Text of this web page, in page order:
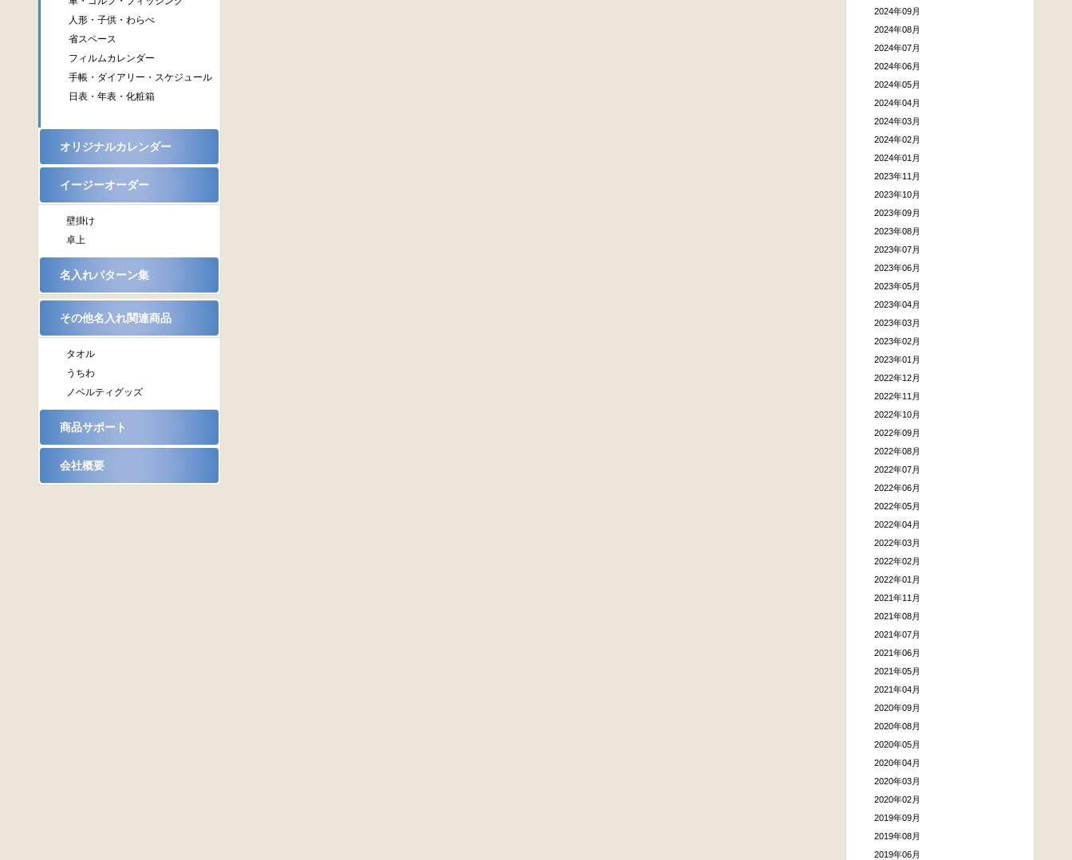
2024年09月
2024年08月
2024年07月
2024年06月
2024年05月
2024年04月
2024年03月
2024年02月
2024年01月
2023年11月
2023年10月
2023年09月
2023年08月
2023年07月
2023年06月
2023年05月
2023年04月
2023年03月
2023年02月
2023年01月
2022年12月
2022年11月
2022年10月
2022年09月
2022年08月
2022年07月
2022年06月
2022年05月
2022年04月
2022年03月
2022年02月
2022年01月
2021年11月
2021年08月
2021年07月
2021年06月
2021年05月
2021年04月
2020年09月
2020年08月
2020年05月
2020年04月
2020年03月
2020年02月
2019年09月
2019年08月
2019年06月
人形・子供・わらべ
省スペース
フィルムカレンダー
手帳・ダイアリー・スケジュール
日表・年表・化粧箱
オリジナルカレンダー
イージーオーダー
壁掛け
卓上
名入れパターン集
その他名入れ関連商品
タオル
うちわ
ノベルティグッズ
商品サポート
会社概要